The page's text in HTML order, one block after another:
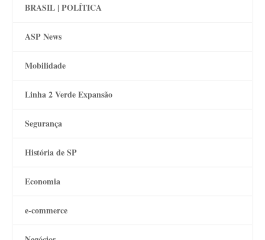
BRASIL | POLÍTICA
ASP News
Mobilidade
Linha 2 Verde Expansão
Segurança
História de SP
Economia
e-commerce